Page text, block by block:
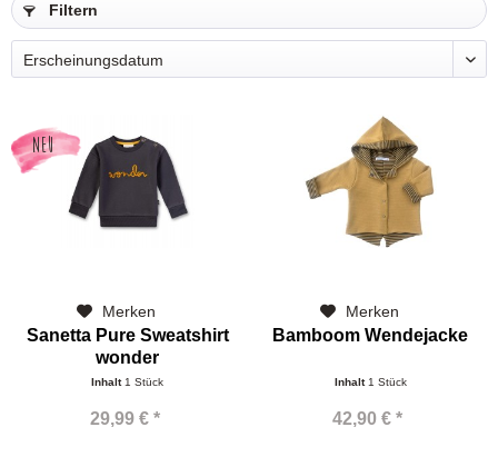
Filtern
NEU
Merken
Sanetta Pure Sweatshirt
wonder
Inhalt 1 Stück
29,99 € *
Merken
Bamboom Wendejacke
Inhalt 1 Stück
42,90 € *